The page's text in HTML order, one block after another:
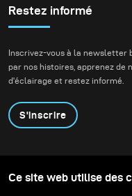
Restez informé
Inscrivez-vous à la newsletter
par nos histoires, apprenez de
d'éclairage et restez informé.
S'inscrire
Contactez-nous
Ce site web utilise des